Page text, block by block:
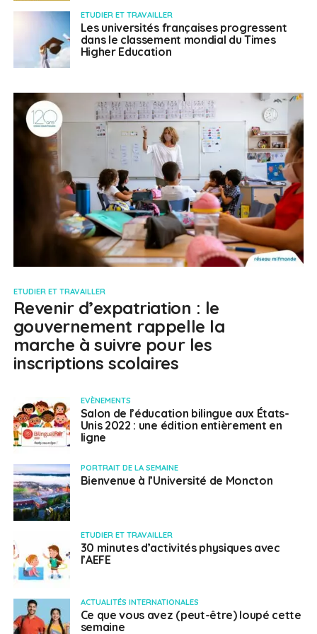
ETUDIER ET TRAVAILLER
Les universités françaises progressent
dans le classement mondial du Times
Higher Education
ETUDIER ET TRAVAILLER
Revenir d’expatriation : le
gouvernement rappelle la
marche à suivre pour les
inscriptions scolaires
EVÈNEMENTS
Salon de l’éducation bilingue aux États-
Unis 2022 : une édition entièrement en
ligne
PORTRAIT DE LA SEMAINE
Bienvenue à l’Université de Moncton
ETUDIER ET TRAVAILLER
30 minutes d’activités physiques avec
l’AEFE
ACTUALITÉS INTERNATIONALES
Ce que vous avez (peut-être) loupé cette
semaine